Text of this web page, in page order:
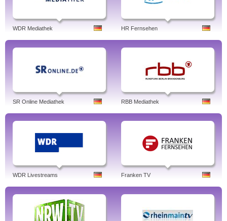
WDR Mediathek HR Fernsehen
SR Online Mediathek RBB Mediathek
WDR Livestreams Franken TV